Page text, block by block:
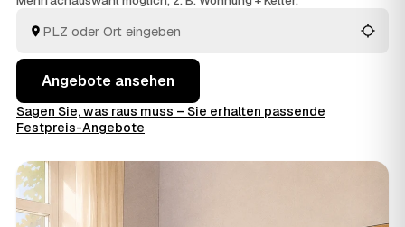
Blick.
Angebote ansehen
Sagen Sie, was raus muss – Sie erhalten passende
Festpreis-Angebote